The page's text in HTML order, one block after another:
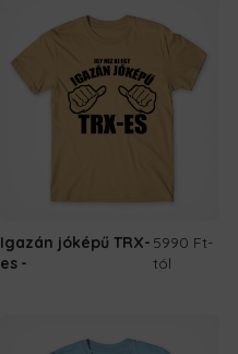
Igazán jóképű TRX-
es
5990 Ft-
tól